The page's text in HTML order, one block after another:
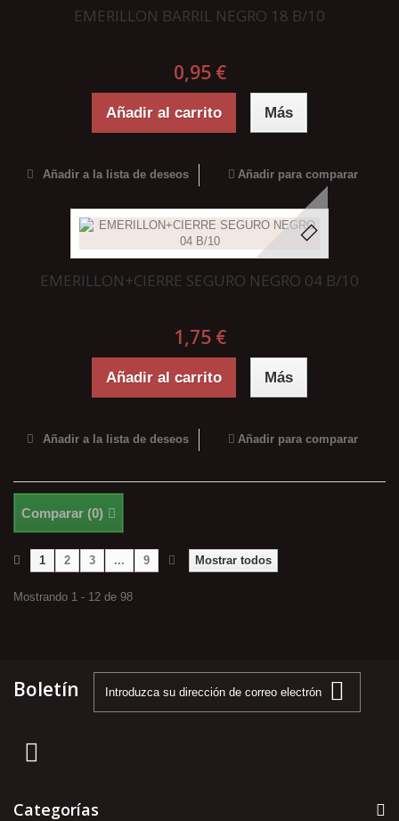
EMERILLON BARRIL NEGRO 18 B/10
0,95 €
Añadir al carrito Más
Añadir a la lista de deseos Añadir para comparar
EMERILLON+CIERRE SEGURO NEGRO 04 B/10
1,75 €
Añadir al carrito Más
Añadir a la lista de deseos Añadir para comparar
Comparar (0)
Mostrar todos
1 2 3 ... 9
Mostrando 1 - 12 de 98
Boletín
Categorías